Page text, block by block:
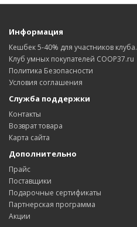
Информация
Кешбек 5-40% для участников клуба.
Клуб умных покупателей COOP37.ru
Политика Безопасности
Условия соглашения
Служба поддержки
Контакты
Возврат товара
Карта сайта
Дополнительно
Прайс
Поставщики
Подарочные сертификаты
Партнерская программа
Акции